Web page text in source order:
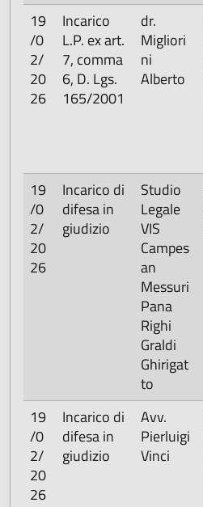
19
/0
2/
20
26
Incarico
L.P. ex art.
7, comma
6, D. Lgs.
165/2001
dr.
Migliori
ni
Alberto
19
/0
2/
20
26
Incarico di
difesa in
giudizio
Studio
Legale
VIS
Campes
an
Messuri
Pana
Righi
Graldi
Ghirigat
to
19
/0
2/
20
26
Incarico di
difesa in
giudizio
Avv.
Pierluigi
Vinci